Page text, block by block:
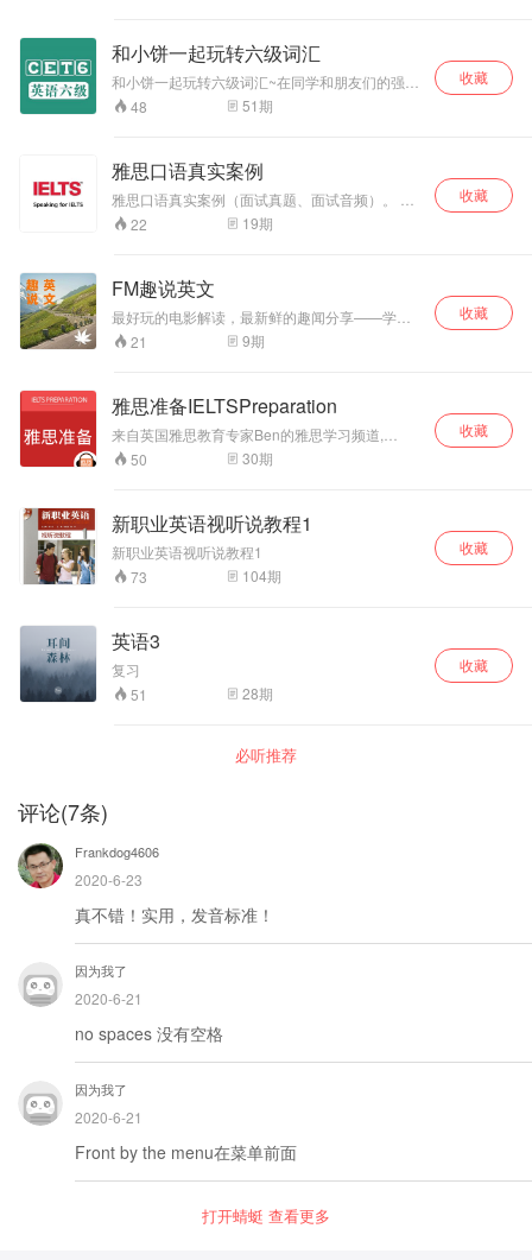
和小饼一起玩转六级词汇
和小饼一起玩转六级词汇~在同学和朋友们的强烈
要求下，小饼决定做这期六级词汇的节目，希望
可以给备考四六级的同学们以及广大英语爱好者
词汇，坚持和努力，让我们一起成就更优秀的自
己！朋友们也可扫二维码和小饼近距离交流~
48 51期
收藏
雅思口语真实案例
雅思口语真实案例（面试真题、面试音频）。 这
里会不定期的发布新音频，欢迎订阅收听！ 美丽
人生，菲凡英语！让我们一起学习，一起进步
公众号ID：iamFF-English（菲凡英语）。
22 19期
收藏
FM趣说英文
最好玩的电影解读，最新鲜的趣闻分享——学英
语，就要有趣！
21 9期
收藏
雅思准备IELTSPreparation
来自英国雅思教育专家Ben的雅思学习频道,
wechat official account: English Exam
Podcast。提供新鲜丰富的资料，标准答案，学习
程。
50 30期
收藏
新职业英语视听说教程1
新职业英语视听说教程1
73
104期
收藏
英语3
复习
51
28期
收藏
必听推荐
评论(7条)
Frankdog4606
2020-6-23
真不错！实用，发音标准！
因为我了
2020-6-21
no spaces 没有空格
因为我了
2020-6-21
Front by the menu在菜单前面
打开蜻蜓 查看更多